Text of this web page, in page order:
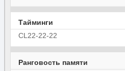
Тайминги
CL22-22-22
Ранговость памяти